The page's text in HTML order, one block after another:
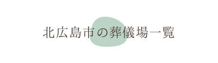
北広島市の葬儀場一覧